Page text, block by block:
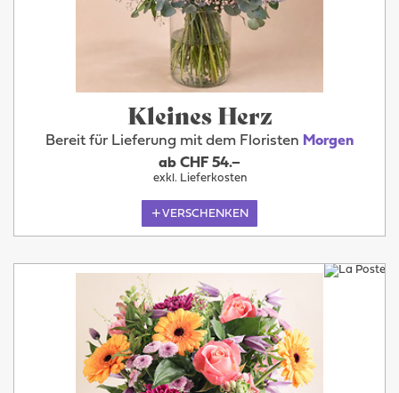
Kleines Herz
Bereit für Lieferung mit dem Floristen Morgen
ab CHF 54.–
exkl. Lieferkosten
VERSCHENKEN